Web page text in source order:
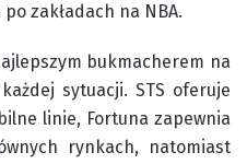
zakładach na NBA.
bukmacherem na
sytuacji. STS oferuje
linie, Fortuna zapewnia
rynkach, natomiast